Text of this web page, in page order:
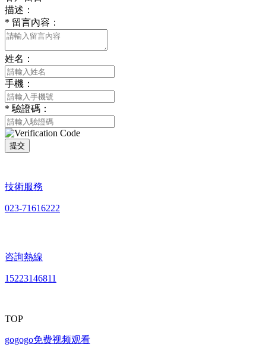
描述：
* 留言內容：
姓名：
手機：
* 驗證碼：
提交
技術服務
023-71616222
咨詢熱線
15223146811
TOP
gogogo免费视频观看